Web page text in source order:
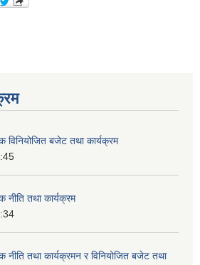
विनियोजित बजेट तथा कार्यक्रम
नीति तथा कार्यक्रम
तथा कार्यक्रमन र विनियोजित बजेट तथा